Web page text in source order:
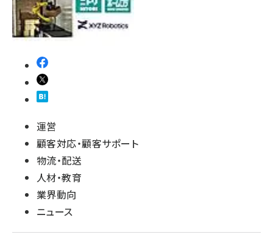
運営
顧客対応・顧客サポート
物流・配送
人材・教育
業界動向
ニュース